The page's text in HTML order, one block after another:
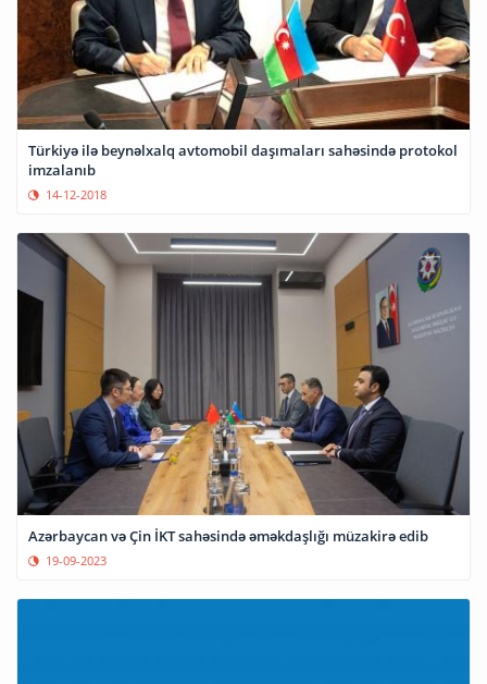
Türkiyə ilə beynəlxalq avtomobil daşımaları sahəsində protokol
imzalanıb
14-12-2018
Azərbaycan və Çin İKT sahəsində əməkdaşlığı müzakirə edib
19-09-2023